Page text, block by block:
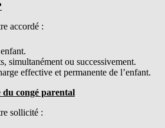
accordé :
simultanément ou successivement.
effective et permanente de l’enfant.
congé parental
sollicité :